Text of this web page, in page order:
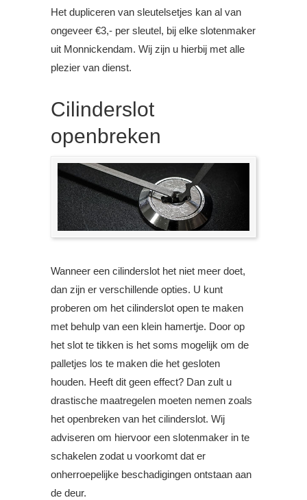
Het dupliceren van sleutelsetjes kan al van
ongeveer €3,- per sleutel, bij elke slotenmaker
uit Monnickendam. Wij zijn u hierbij met alle
plezier van dienst.
Cilinderslot
openbreken
Wanneer een cilinderslot het niet meer doet,
dan zijn er verschillende opties. U kunt
proberen om het cilinderslot open te maken
met behulp van een klein hamertje. Door op
het slot te tikken is het soms mogelijk om de
palletjes los te maken die het gesloten
houden. Heeft dit geen effect? Dan zult u
drastische maatregelen moeten nemen zoals
het openbreken van het cilinderslot. Wij
adviseren om hiervoor een slotenmaker in te
schakelen zodat u voorkomt dat er
onherroepelijke beschadigingen ontstaan aan
de deur.